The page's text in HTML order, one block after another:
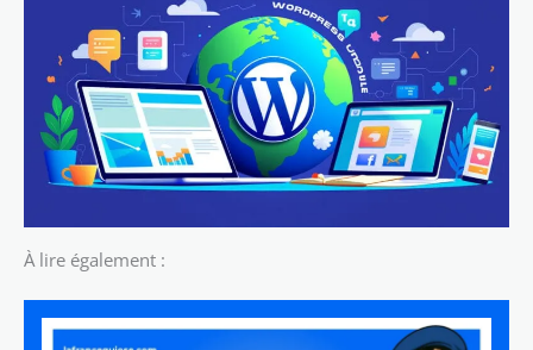
À lire également :